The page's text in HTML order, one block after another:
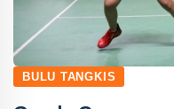
BULU TANGKIS